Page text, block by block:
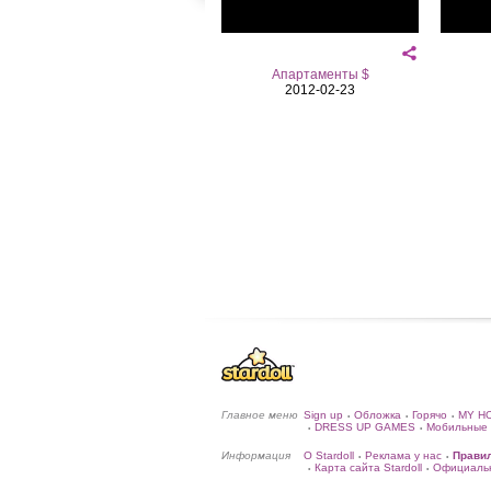
Апартаменты $
2012-02-23
Главное меню Sign up • Обложка • Горячо • MY
• DRESS UP GAMES • Мобильные
Информация О Stardoll • Реклама у нас •
• Карта сайта Stardoll •